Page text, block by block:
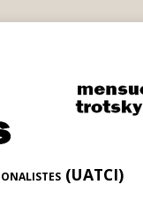
(UATCI)